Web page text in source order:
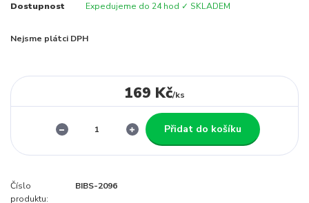
Dostupnost Expedujeme do 24 hod ✓ SKLADEM
Nejsme plátci DPH
169 Kč/ks
Přidat do košíku
Číslo
produktu:
BIBS-2096